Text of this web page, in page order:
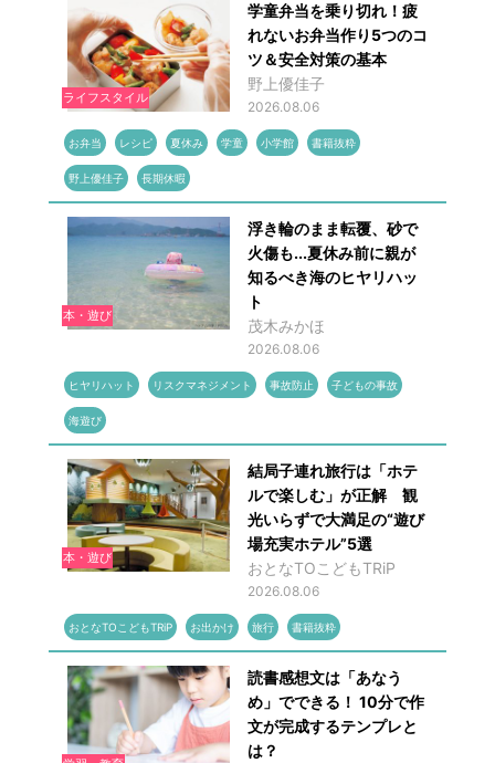
ライフスタイル
学童弁当を乗り切れ！疲
れないお弁当作り5つのコ
ツ＆安全対策の基本
野上優佳子
2026.08.06
お弁当 レシピ 夏休み 学童 小学館 書籍抜粋
野上優佳子 長期休暇
本・遊び
浮き輪のまま転覆、砂で
火傷も...夏休み前に親が
知るべき海のヒヤリハッ
ト
茂木みかほ
2026.08.06
ヒヤリハット リスクマネジメント 事故防止 子どもの事故
海遊び
本・遊び
結局子連れ旅行は「ホテ
ルで楽しむ」が正解 観
光いらずで大満足の“遊び
場充実ホテル”5選
おとなTOこどもTRiP
2026.08.06
おとなTOこどもTRiP お出かけ 旅行 書籍抜粋
読書感想文は「あなう
め」でできる！ 10分で作
文が完成するテンプレと
は？